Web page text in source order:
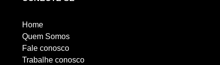
Home
Quem Somos
Fale conosco
Trabalhe conosco